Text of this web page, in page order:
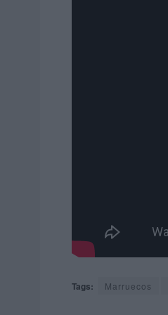
Tags: Marruecos